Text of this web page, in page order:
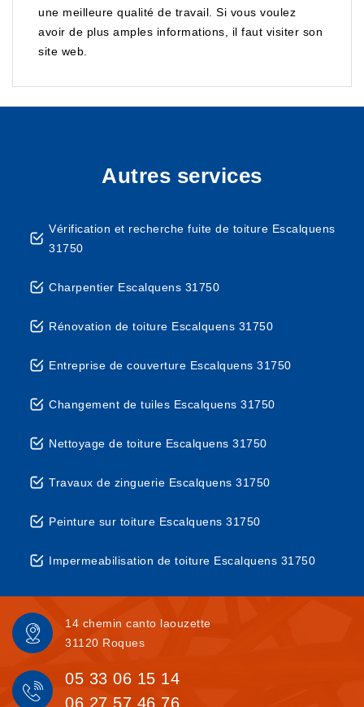
une meilleure qualité de travail. Si vous voulez
avoir de plus amples informations, il faut visiter son
site web.
Autres services
Vérification et recherche fuite de toiture Escalquens
31750
Charpentier Escalquens 31750
Rénovation de toiture Escalquens 31750
Entreprise de couverture Escalquens 31750
Changement de tuiles Escalquens 31750
Nettoyage de toiture Escalquens 31750
Travaux de zinguerie Escalquens 31750
Peinture sur toiture Escalquens 31750
Impermeabilisation de toiture Escalquens 31750
14 chemin canto laouzette
31120 Roques
05 33 06 15 14
06 27 57 46 76